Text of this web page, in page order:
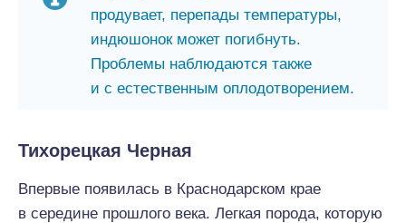
продувает, перепады температуры,
индюшонок может погибнуть.
Проблемы наблюдаются также
и с естественным оплодотворением.
Тихорецкая Черная
Впервые появилась в Краснодарском крае
в середине прошлого века. Легкая порода, которую